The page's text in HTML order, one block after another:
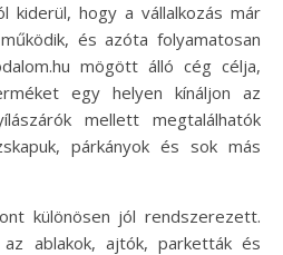
kiderül, hogy a vállalkozás már
és azóta folyamatosan
mögött álló cég célja,
egy helyen kínáljon az
mellett megtalálhatók
párkányok és sok más
különösen jól rendszerezett.
ablakok, ajtók, parketták és